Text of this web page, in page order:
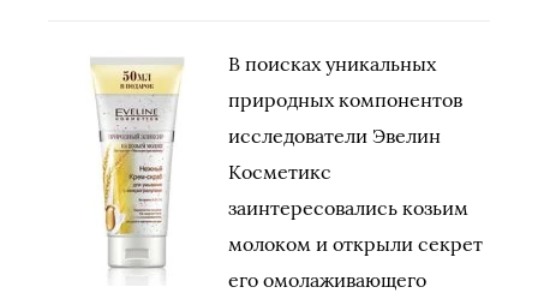
В поисках уникальных
природных компонентов
исследователи Эвелин
Косметикс
заинтересовались козьим
молоком и открыли секрет
его омолаживающего